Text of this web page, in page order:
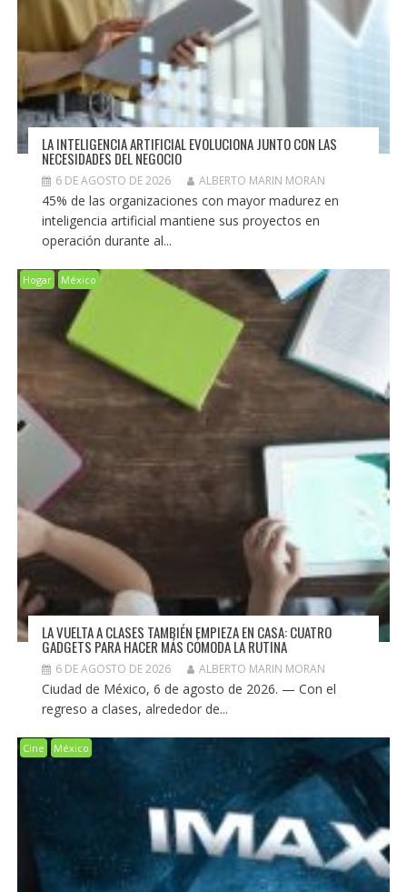
LA INTELIGENCIA ARTIFICIAL EVOLUCIONA JUNTO CON LAS
NECESIDADES DEL NEGOCIO
6 DE AGOSTO DE 2026 ALBERTO MARIN MORAN
45% de las organizaciones con mayor madurez en
inteligencia artificial mantiene sus proyectos en
operación durante al...
Hogar México
LA VUELTA A CLASES TAMBIÉN EMPIEZA EN CASA: CUATRO
GADGETS PARA HACER MÁS CÓMODA LA RUTINA
6 DE AGOSTO DE 2026 ALBERTO MARIN MORAN
Ciudad de México, 6 de agosto de 2026. — Con el
regreso a clases, alrededor de...
Cine México